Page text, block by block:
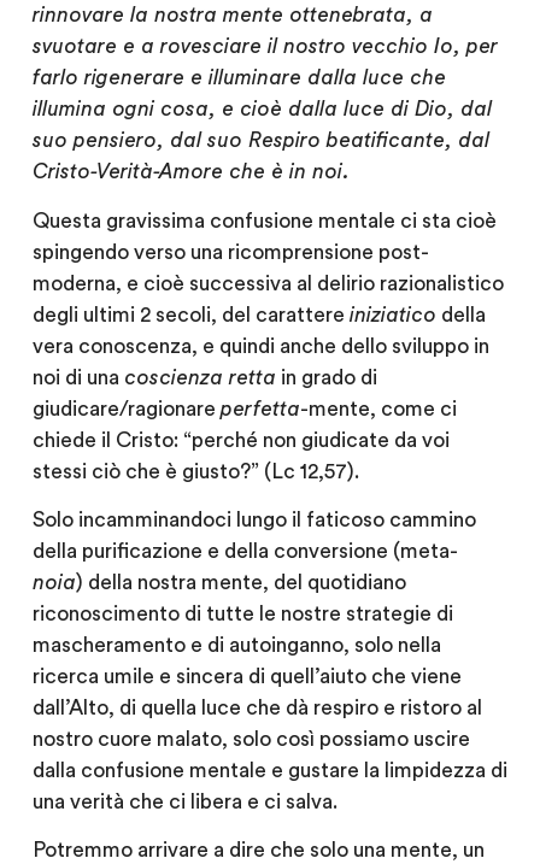
rinnovare la nostra mente ottenebrata, a
svuotare e a rovesciare il nostro vecchio Io, per
farlo rigenerare e illuminare dalla luce che
illumina ogni cosa, e cioè dalla luce di Dio, dal
suo pensiero, dal suo Respiro beatificante, dal
Cristo-Verità-Amore che è in noi.
Questa gravissima confusione mentale ci sta cioè
spingendo verso una ricomprensione post-
moderna, e cioè successiva al delirio razionalistico
degli ultimi 2 secoli, del carattere iniziatico della
vera conoscenza, e quindi anche dello sviluppo in
noi di una coscienza retta in grado di
giudicare/ragionare perfetta-mente, come ci
chiede il Cristo: “perché non giudicate da voi
stessi ciò che è giusto?” (Lc 12,57).
Solo incamminandoci lungo il faticoso cammino
della purificazione e della conversione (meta-
noia) della nostra mente, del quotidiano
riconoscimento di tutte le nostre strategie di
mascheramento e di autoinganno, solo nella
ricerca umile e sincera di quell’aiuto che viene
dall’Alto, di quella luce che dà respiro e ristoro al
nostro cuore malato, solo così possiamo uscire
dalla confusione mentale e gustare la limpidezza di
una verità che ci libera e ci salva.
Potremmo arrivare a dire che solo una mente, un